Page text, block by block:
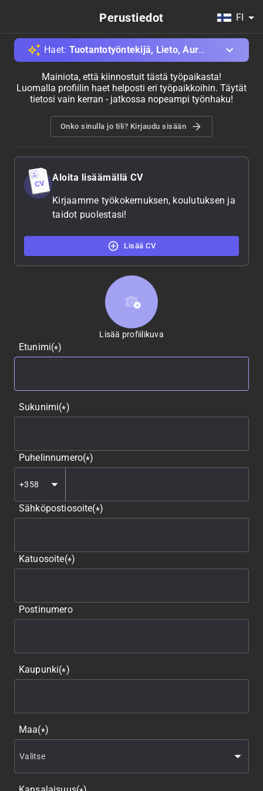
FI
Perustiedot
Haet: Tuotantotyöntekijä, Lieto, Aurajoki Oy
Mainiota, että kiinnostuit tästä työpaikasta!
Luomalla profiilin haet helposti eri työpaikkoihin. Täytät
tietosi vain kerran - jatkossa nopeampi työnhaku!
Onko sinulla jo tili? Kirjaudu sisään
Aloita lisäämällä CV
Kirjaamme työkokemuksen, koulutuksen ja
taidot puolestasi!
Lisää CV
Lisää profiilikuva
Lisää profiilikuva
Etunimi(*)
Sukunimi(*)
Puhelinnumero(*)
Sähköpostiosoite(*)
Katuosoite(*)
Postinumero
Kaupunki(*)
Maa(*)